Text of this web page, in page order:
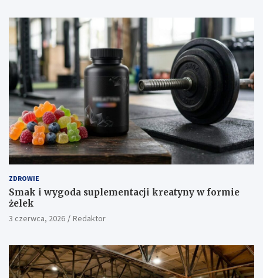
ZDROWIE
Smak i wygoda suplementacji kreatyny w formie
żelek
3 czerwca, 2026 Redaktor